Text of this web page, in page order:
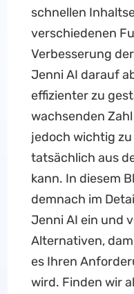
schnellen
verschiedenen
Verbesserung
Jenni AI darauf
effizienter zu
wachsenden
jedoch wichtig
tatsächlich aus
kann. In diesem
demnach im
Jenni AI ein und
Alternativen,
es Ihren
wird. Finden wir